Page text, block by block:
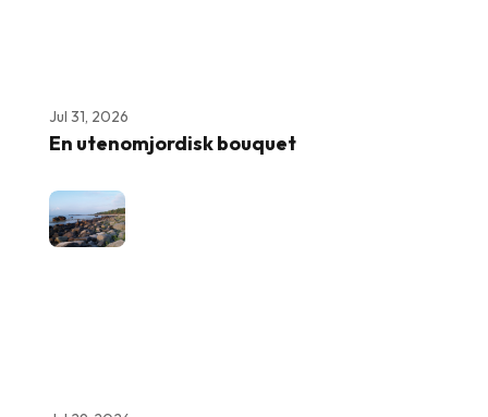
Jul 31, 2026
En utenomjordisk bouquet